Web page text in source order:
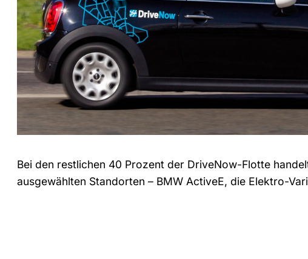
Bei den restlichen 40 Prozent der DriveNow-Flotte
ausgewählten Standorten – BMW ActiveE, die Elektro-